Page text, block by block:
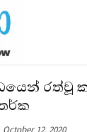
රත්වූ
October 12, 2020